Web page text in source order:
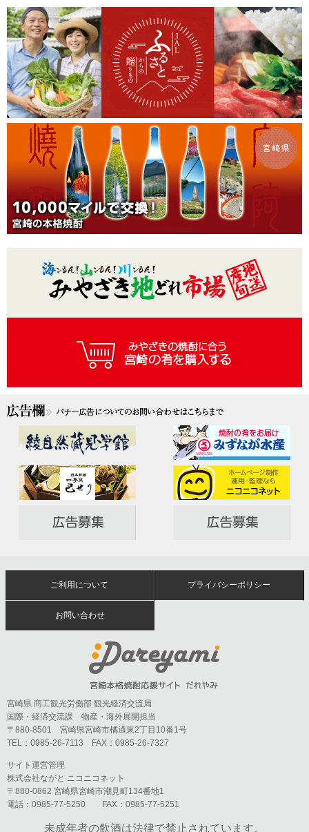
ご利用について プライバシーポリシー
お問い合わせ
宮崎県 商工観光労働部 観光経済交流局
国際・経済交流課 物産・海外展開担当
〒880-8501 宮崎県宮崎市橘通東2丁目10番1号
TEL：0985-26-7113 FAX：0985-26-7327
サイト運営管理
株式会社ながと ニコニコネット
〒880-0862 宮崎県宮崎市潮見町134番地1
電話：0985-77-5250 FAX：0985-77-5251
未成年者の飲酒は法律で禁止されています。